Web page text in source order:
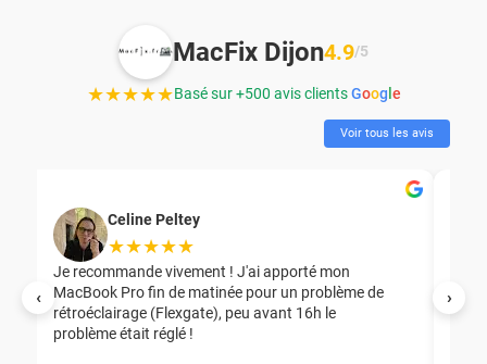
‹ ›
MacFix Dijon4.9/5
★★★★★Basé sur +500 avis clientsGoogle
Voir tous les avis
Celine Peltey
★★★★★
Je recommande vivement ! J'ai apporté mon
MacBook Pro fin de matinée pour un problème de
rétroéclairage (Flexgate), peu avant 16h le
problème était réglé !